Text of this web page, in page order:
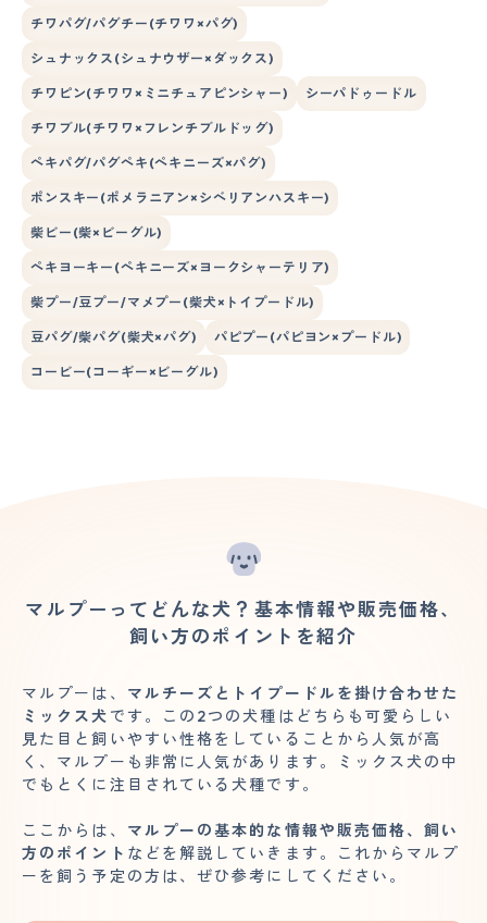
チワパグ/パグチー(チワワ×パグ)
シュナックス(シュナウザー×ダックス)
チワピン(チワワ×ミニチュアピンシャー) シーパドゥードル
チワブル(チワワ×フレンチブルドッグ)
ペキパグ/パグペキ(ペキニーズ×パグ)
ポンスキー(ポメラニアン×シベリアンハスキー)
柴ビー(柴×ビーグル)
ペキヨーキー(ペキニーズ×ヨークシャーテリア)
柴プー/豆プー/マメプー(柴犬×トイプードル)
豆パグ/柴パグ(柴犬×パグ) パピプー(パピヨン×プードル)
コービー(コーギー×ビーグル)
マルプーってどんな犬？基本情報や販売価格、
飼い方のポイントを紹介
マルプーは、 マルチーズとトイプードルを掛け合わせた
ミックス犬 です。この2つの犬種はどちらも可愛らしい
見た目と飼いやすい性格をしていることから人気が高
く、マルプーも非常に人気があります。ミックス犬の中
でもとくに注目されている犬種です。
ここからは、 マルプーの基本的な情報や販売価格、飼い
方のポイント などを解説していきます。これからマルプ
ーを飼う予定の方は、ぜひ参考にしてください。